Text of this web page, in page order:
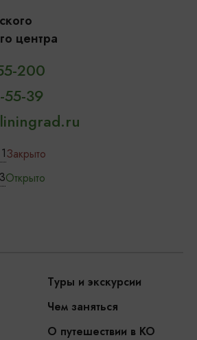
центра
Закрыто
Открыто
200
39
Туры и экскурсии
Чем заняться
О путешествии в КО